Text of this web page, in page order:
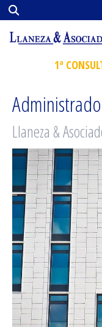
1ª
Llaneza &